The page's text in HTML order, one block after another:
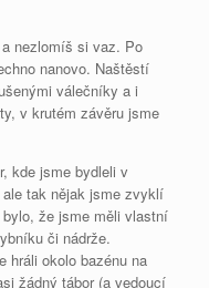
nezlomíš si vaz. Po
nanovo. Naštěstí
válečníky a i
v krutém závěru jsme
kde jsme bydleli v
tak nějak jsme zvyklí
že jsme měli vlastní
či nádrže.
hráli okolo bazénu na
žádný tábor (a vedoucí